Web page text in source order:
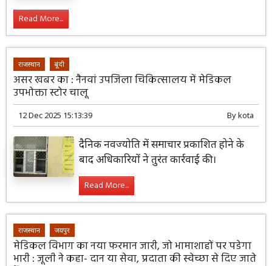
Read More...
राजस्थान बूंदी
असर खबर का : नैनवां उपजिला चिकित्सालय में मेडिकल
उपभोक्ता स्टोर चालू
12 Dec 2025 15:13:39 Bykota
दैनिक नवज्योति में समाचार प्रकाशित होने के
बाद अधिकारियों ने तुरंत कार्रवाई की।
Read More...
राजस्थान जयपुर
मेडिकल विभाग का नया फरमान जारी, जो भामाशाहों पर पडेगा
भारी : जूली ने कहा- दान या सेवा, प्रदाता की स्वेच्छा से दिए जाते